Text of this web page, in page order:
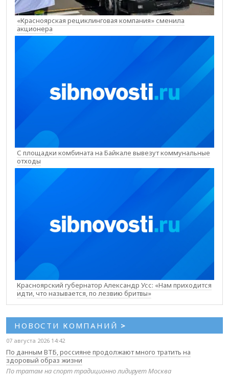
«Красноярская рециклинговая компания» сменила
акционера
С площадки комбината на Байкале вывезут коммунальные
отходы
Красноярский губернатор Александр Усс: «Нам приходится
идти, что называется, по лезвию бритвы»
НОВОСТИ КОМПАНИЙ >
07 августа 2026 14:42
По данным ВТБ, россияне продолжают много тратить на
здоровый образ жизни
По тратам на спорт традиционно лидирует Москва